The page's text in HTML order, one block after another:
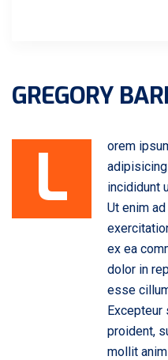
GREGORY
L
orem
incididunt
Ut enim
ex ea
dolor in
esse
Excepteur
proident,
mollit